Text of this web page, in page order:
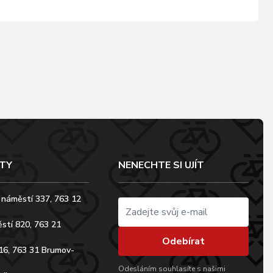
337, 763 12
820, 763 21
763 31 Brumov-
NENECHTE SI UJÍT
Odebírat
Odesláním souhlasíte s našimi